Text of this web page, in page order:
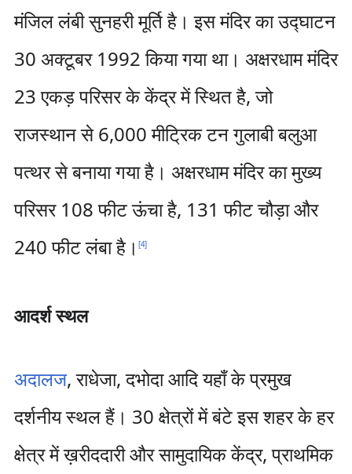
मंजिल लंबी सुनहरी मूर्ति है। इस मंदिर का उद्घाटन
30 अक्टूबर 1992 किया गया था। अक्षरधाम मंदिर
23 एकड़ परिसर के केंद्र में स्थित है, जो
राजस्थान से 6,000 मीट्रिक टन गुलाबी बलुआ
पत्थर से बनाया गया है। अक्षरधाम मंदिर का मुख्य
परिसर 108 फीट ऊंचा है, 131 फीट चौड़ा और
240 फीट लंबा है। [4]
आदर्श स्थल
अदालज, राधेजा, दभोदा आदि यहाँ के प्रमुख
दर्शनीय स्थल हैं। 30 क्षेत्रों में बंटे इस शहर के हर
क्षेत्र में ख़रीददारी और सामुदायिक केंद्र, प्राथमिक